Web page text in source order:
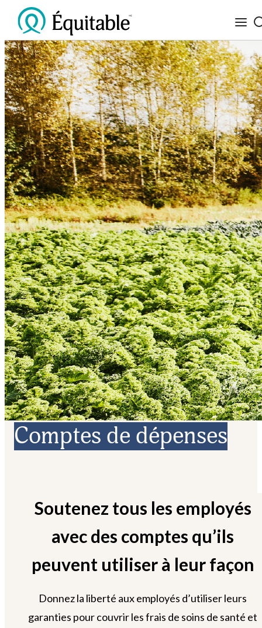
Comptes de dépenses
Soutenez tous les employés
avec des comptes qu’ils
peuvent utiliser à leur façon
Donnez la liberté aux employés d’utiliser leurs
garanties pour couvrir les frais de soins de santé et